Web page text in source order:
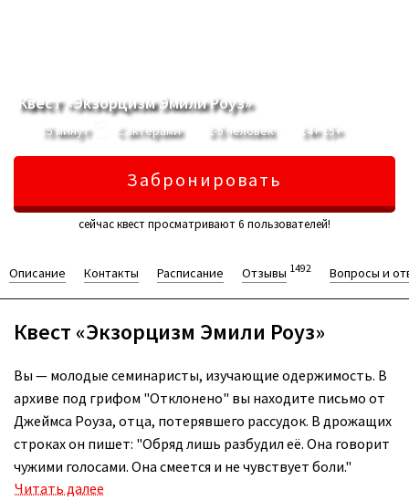
Квест «Экзорцизм Эмили Роуз»
75 минут С актерами 2-5 человек 14+ 15+
Забронировать
сейчас квест просматривают 6 пользователей!
Описание Контакты Расписание Отзывы 1492 Вопросы и
Квест «Экзорцизм Эмили Роуз»
Вы — молодые семинаристы, изучающие одержимость. В
архиве под грифом "Отклонено" вы находите письмо от
Джеймса Роуза, отца, потерявшего рассудок. В дрожащих
строках он пишет: "Обряд лишь разбудил её. Она говорит
чужими голосами. Она смеется и не чувствует боли."
Читать далее